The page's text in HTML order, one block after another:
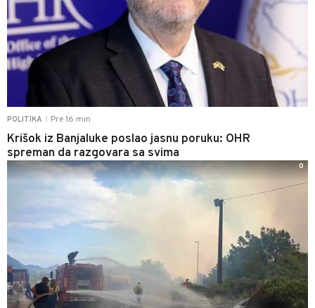
POLITIKA Pre 16 min
Krišok iz Banjaluke poslao jasnu poruku: OHR
spreman da razgovara sa svima
0